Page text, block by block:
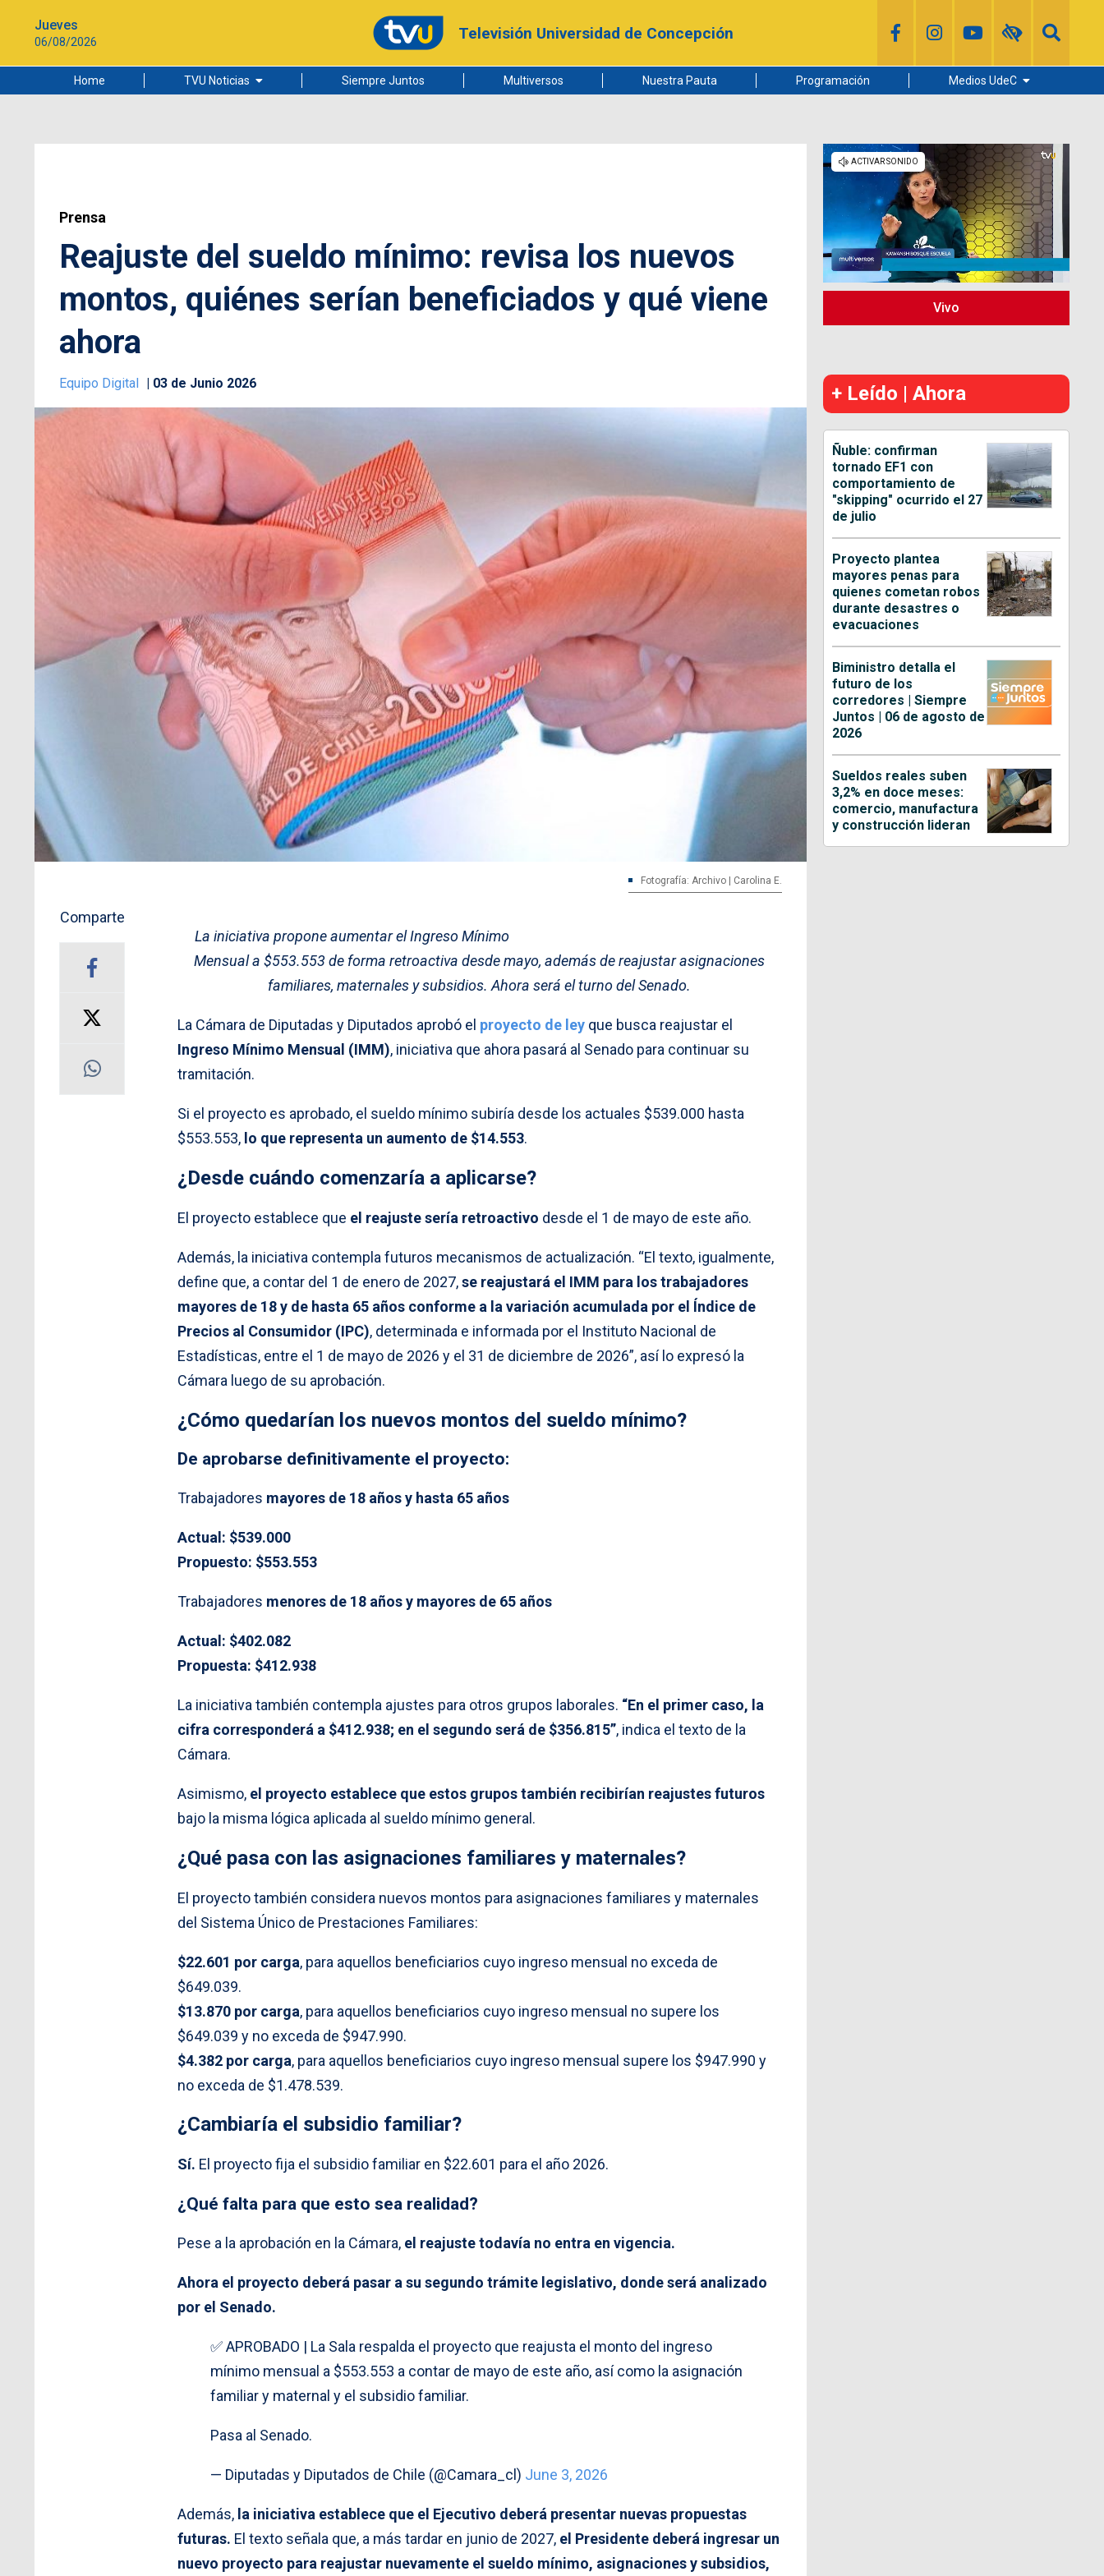
Jueves
06/08/2026 Televisión Universidad de Concepción
Home TVU Noticias
Ciudad
Siempre Juntos Multiversos Nuestra Pauta Programación Medios UdeC
Radio UdeC
Noticias UdeC
La Discusión
Prensa
Reajuste del sueldo mínimo: revisa los nuevos
montos, quiénes serían beneficiados y qué viene
ahora
Equipo Digital 03 de Junio 2026
Fotografía: Archivo | Carolina E.
Comparte
La iniciativa propone aumentar el Ingreso Mínimo
Mensual a $553.553 de forma retroactiva desde mayo, además de reajustar asignaciones
familiares, maternales y subsidios. Ahora será el turno del Senado.
La Cámara de Diputadas y Diputados aprobó el proyecto de ley que busca reajustar el
Ingreso Mínimo Mensual (IMM), iniciativa que ahora pasará al Senado para continuar su
tramitación.
Si el proyecto es aprobado, el sueldo mínimo subiría desde los actuales $539.000 hasta
$553.553, lo que representa un aumento de $14.553.
¿Desde cuándo comenzaría a aplicarse?
El proyecto establece que el reajuste sería retroactivo desde el 1 de mayo de este año.
Además, la iniciativa contempla futuros mecanismos de actualización. “El texto, igualmente,
define que, a contar del 1 de enero de 2027,se reajustará el IMM para los trabajadores
mayores de 18 y de hasta 65 años conforme a la variación acumulada por el Índice de
Precios al Consumidor (IPC), determinada e informada por el Instituto Nacional de
Estadísticas, entre el 1 de mayo de 2026 y el 31 de diciembre de 2026”, así lo expresó la
Cámara luego de su aprobación.
¿Cómo quedarían los nuevos montos del sueldo mínimo?
De aprobarse definitivamente el proyecto:
Trabajadores mayores de 18 años y hasta 65 años
Actual: $539.000
Propuesto: $553.553
Trabajadores menores de 18 años y mayores de 65 años
Actual: $402.082
Propuesta: $412.938
La iniciativa también contempla ajustes para otros grupos laborales. “En el primer caso, la
cifra corresponderá a $412.938; en el segundo será de $356.815”, indica el texto de la
Cámara.
Asimismo, el proyecto establece que estos grupos también recibirían reajustes futuros
bajo la misma lógica aplicada al sueldo mínimo general.
¿Qué pasa con las asignaciones familiares y maternales?
El proyecto también considera nuevos montos para asignaciones familiares y maternales
del Sistema Único de Prestaciones Familiares:
$22.601 por carga, para aquellos beneficiarios cuyo ingreso mensual no exceda de
$649.039.
$13.870 por carga, para aquellos beneficiarios cuyo ingreso mensual no supere los
$649.039 y no exceda de $947.990.
$4.382 por carga, para aquellos beneficiarios cuyo ingreso mensual supere los $947.990 y
no exceda de $1.478.539.
¿Cambiaría el subsidio familiar?
Sí. El proyecto fija el subsidio familiar en $22.601 para el año 2026.
¿Qué falta para que esto sea realidad?
Pese a la aprobación en la Cámara, el reajuste todavía no entra en vigencia.
Ahora el proyecto deberá pasar a su segundo trámite legislativo, donde será analizado
por el Senado.
✅ APROBADO | La Sala respalda el proyecto que reajusta el monto del ingreso
mínimo mensual a $553.553 a contar de mayo de este año, así como la asignación
familiar y maternal y el subsidio familiar.
Pasa al Senado.
— Diputadas y Diputados de Chile (@Camara_cl) June 3, 2026
Además, la iniciativa establece que el Ejecutivo deberá presentar nuevas propuestas
futuras. El texto señala que, a más tardar en junio de 2027, el Presidente deberá ingresar un
nuevo proyecto para reajustar nuevamente el sueldo mínimo, asignaciones y subsidios,
Vivo
+ Leído | Ahora
Ñuble: confirman
tornado EF1 con
comportamiento de
"skipping" ocurrido el 27
de julio
Proyecto plantea
mayores penas para
quienes cometan robos
durante desastres o
evacuaciones
Biministro detalla el
futuro de los
corredores | Siempre
Juntos | 06 de agosto de
2026
Sueldos reales suben
3,2% en doce meses:
comercio, manufactura
y construcción lideran